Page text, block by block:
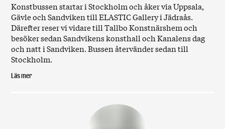
Konstbussen startar i Stockholm och åker via Uppsala,
Gävle och Sandviken till ELASTIC Gallery i Jädraås.
Därefter reser vi vidare till Tallbo Konstnärshem och
besöker sedan Sandvikens konsthall och Kanalens dag
och natt i Sandviken. Bussen återvänder sedan till
Stockholm.
Läs mer